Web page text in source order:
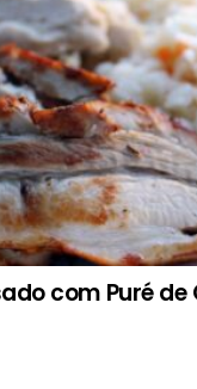
com Puré